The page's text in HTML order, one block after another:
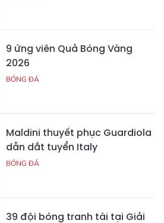
9 ứng viên Quả Bóng Vàng
2026
BÓNG ĐÁ
Maldini thuyết phục Guardiola
dẫn dắt tuyển Italy
BÓNG ĐÁ
39 đội bóng tranh tài tại Giải